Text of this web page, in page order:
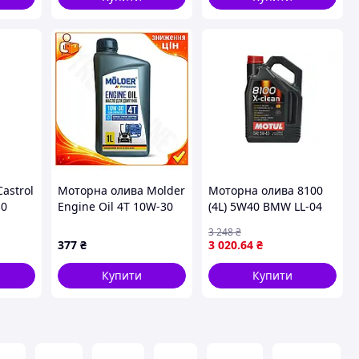
Моторна олива Molder
Engine Oil 4T 10W-30
377 ₴
Купити
Моторна олива 8100
(4L) 5W40 BMW LL-04
CHRYSLER MS-12991
DEXOS 2 FIAT 9.55
3 020.64 ₴
3 248₴
Купити